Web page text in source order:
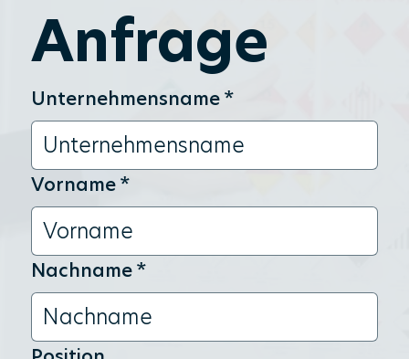
Anfrage
Unternehmensname*
Vorname*
Nachname*